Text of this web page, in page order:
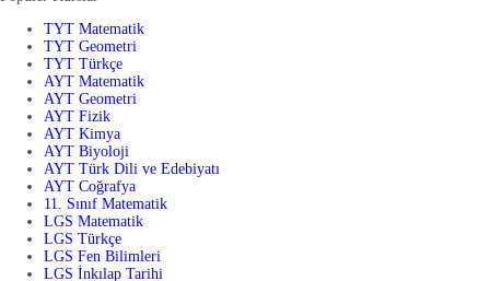
TYT Matematik
TYT Geometri
TYT Türkçe
AYT Matematik
AYT Geometri
AYT Fizik
AYT Kimya
AYT Biyoloji
AYT Türk Dili ve Edebiyatı
AYT Coğrafya
11. Sınıf Matematik
LGS Matematik
LGS Türkçe
LGS Fen Bilimleri
LGS İnkılap Tarihi